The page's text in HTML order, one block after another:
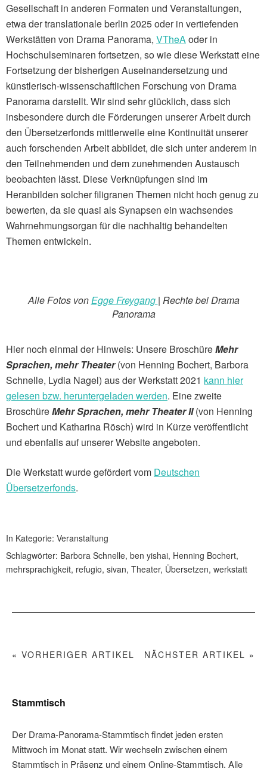
Gesellschaft in anderen Formaten und Veranstaltungen,
etwa der translationale berlin 2025 oder in vertiefenden
Werkstätten von Drama Panorama, VTheAoder in
Hochschulseminaren fortsetzen, so wie diese Werkstatt eine
Fortsetzung der bisherigen Auseinandersetzung und
künstlerisch-wissenschaftlichen Forschung von Drama
Panorama darstellt. Wir sind sehr glücklich, dass sich
insbesondere durch die Förderungen unserer Arbeit durch
den Übersetzerfonds mittlerweile eine Kontinuität unserer
auch forschenden Arbeit abbildet, die sich unter anderem in
den Teilnehmenden und dem zunehmenden Austausch
beobachten lässt. Diese Verknüpfungen sind im
Heranbilden solcher filigranen Themen nicht hoch genug zu
bewerten, da sie quasi als Synapsen ein wachsendes
Wahrnehmungsorgan für die nachhaltig behandelten
Themen entwickeln.
Alle Fotos vonEgge Freygang | Rechte bei Drama
Panorama
Hier noch einmal der Hinweis: Unsere BroschüreMehr
Sprachen, mehr Theater(von Henning Bochert, Barbora
Schnelle, Lydia Nagel) aus der Werkstatt 2021 kann hier
gelesen bzw. heruntergeladen werden. Eine zweite
BroschüreMehr Sprachen, mehr TheaterII(von Henning
Bochert und Katharina Rösch) wird in Kürze veröffentlicht
und ebenfalls auf unserer Website angeboten.
Die Werkstatt wurde gefördert vom Deutschen
Übersetzerfonds.
In Kategorie: Veranstaltung
Schlagwörter: Barbora Schnelle, ben yishai, Henning Bochert,
mehrsprachigkeit, refugio, sivan, Theater, Übersetzen, werkstatt
NÄCHSTER ARTIKEL »
« VORHERIGER ARTIKEL
Stammtisch
Der Drama-Panorama-Stammtisch findet jeden ersten
Mittwoch im Monat statt. Wir wechseln zwischen einem
Stammtisch in Präsenz und einem Online-Stammtisch. Alle